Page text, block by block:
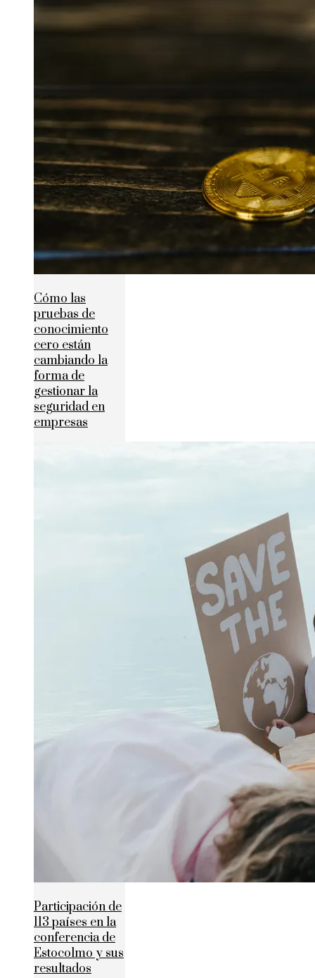
Cómo las
pruebas de
conocimiento
cero están
cambiando la
forma de
gestionar la
seguridad en
empresas
Participación de
113 países en la
conferencia de
Estocolmo y sus
resultados